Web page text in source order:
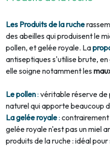
Les Produits de la ruche
des abeilles qui produisent le
pollen, et gelée royale. La
antiseptiques s'utilise brute,
elle soigne notamment les
Le pollen: véritable réserve
naturel qui apporte beaucoup
La gelée royale: contrairement
gelée royale n'est pas un miel
produits de la ruche : idéal